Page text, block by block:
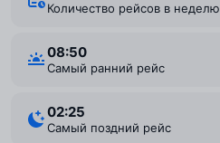
Количество рейсов в неделю
08:50
Самый ранний рейс
02:25
Самый поздний рейс